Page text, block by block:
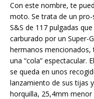
Con este nombre, te
moto. Se trata de un
S&S de 117 pulgadas
carburado por un Super-
hermanos
una “cola” espectacular.
se queda en unos
lanzamiento de sus tijas
horquilla, 25,4mm